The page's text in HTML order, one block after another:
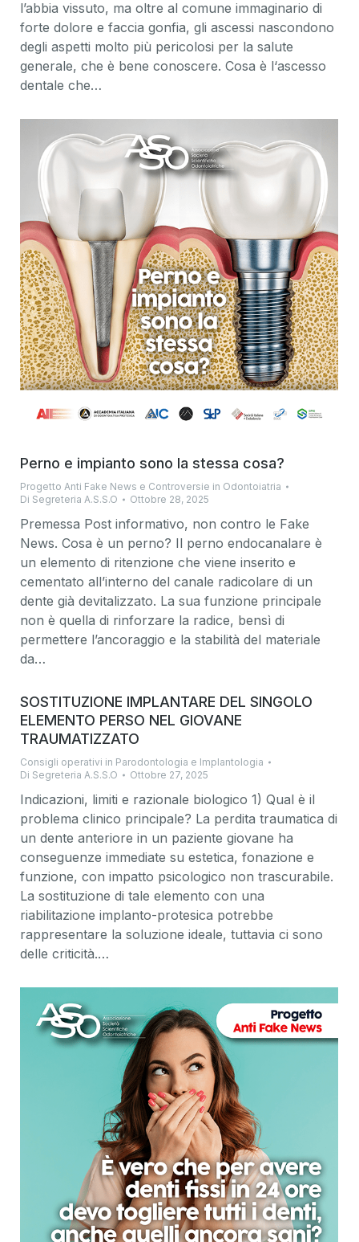
l’abbia vissuto, ma oltre al comune immaginario di
forte dolore e faccia gonfia, gli ascessi nascondono
degli aspetti molto più pericolosi per la salute
generale, che è bene conoscere. Cosa è l‘ascesso
dentale che…
Perno e impianto sono la stessa cosa?
Progetto Anti Fake News e Controversie in Odontoiatria
Di Segreteria A.S.S.O Ottobre 28, 2025
Premessa Post informativo, non contro le Fake
News. Cosa è un perno? Il perno endocanalare è
un elemento di ritenzione che viene inserito e
cementato all’interno del canale radicolare di un
dente già devitalizzato. La sua funzione principale
non è quella di rinforzare la radice, bensì di
permettere l’ancoraggio e la stabilità del materiale
da…
SOSTITUZIONE IMPLANTARE DEL SINGOLO
ELEMENTO PERSO NEL GIOVANE
TRAUMATIZZATO
Consigli operativi in Parodontologia e Implantologia
Di Segreteria A.S.S.O Ottobre 27, 2025
Indicazioni, limiti e razionale biologico 1) Qual è il
problema clinico principale? La perdita traumatica di
un dente anteriore in un paziente giovane ha
conseguenze immediate su estetica, fonazione e
funzione, con impatto psicologico non trascurabile.
La sostituzione di tale elemento con una
riabilitazione implanto-protesica potrebbe
rappresentare la soluzione ideale, tuttavia ci sono
delle criticità.…